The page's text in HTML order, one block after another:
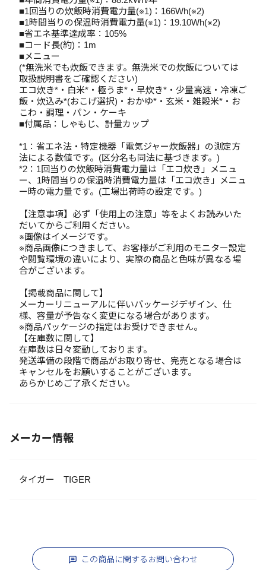
■1回当りの炊飯時消費電力量(※1)：166Wh(※2)
■1時間当りの保温時消費電力量(※1)：19.10Wh(※2)
■省エネ基準達成率：105%
■コード長(約)：1m
■メニュー
(*無洗米でも炊飯できます。無洗米での炊飯については
取扱説明書をご確認ください)
エコ炊き*・白米*・極うま*・早炊き*・少量高速・冷凍ご
飯・炊込み*(おこげ選択)・おかゆ*・玄米・雑穀米*・お
こわ・調理・パン・ケーキ
■付属品：しゃもじ、計量カップ
*1：省エネ法・特定機器「電気ジャー炊飯器」の測定方
法による数値です。(区分名も同法に基づきます。)
*2：1回当りの炊飯時消費電力量は「エコ炊き」メニュ
ー、1時間当りの保温時消費電力量は「エコ炊き」メニュ
ー時の電力量です。(工場出荷時の設定です。)
【注意事項】必ず「使用上の注意」等をよくお読みいた
だいてからご利用ください。
※画像はイメージです。
※商品画像につきまして、お客様がご利用のモニター設定
や閲覧環境の違いにより、実際の商品と色味が異なる場
合がございます。
【掲載商品に関して】
メーカーリニューアルに伴いパッケージデザイン、仕
様、容量が予告なく変更になる場合があります。
※商品パッケージの指定はお受けできません。
【在庫数に関して】
在庫数は日々変動しております。
発送準備の段階で商品がお取り寄せ、完売となる場合は
キャンセルをお願いすることがございます。
あらかじめご了承ください。
メーカー情報
タイガー TIGER
この商品に関するお問い合わせ